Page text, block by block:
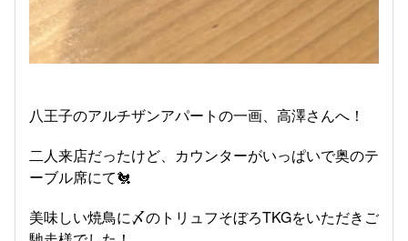
八王子のアルチザンアパートの一画、高澤さんへ！
二人来店だったけど、カウンターがいっぱいで奥のテ
ーブル席にて🐔
美味しい焼鳥に〆のトリュフそぼろTKGをいただきご